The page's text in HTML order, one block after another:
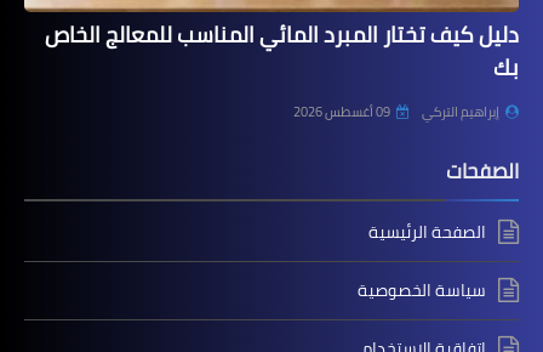
دليل كيف تختار المبرد المائي المناسب للمعالج الخاص
بك
إبراهيم التركي 09 أغسطس 2026
الصفحات
الصفحة الرئيسية
سياسة الخصوصية